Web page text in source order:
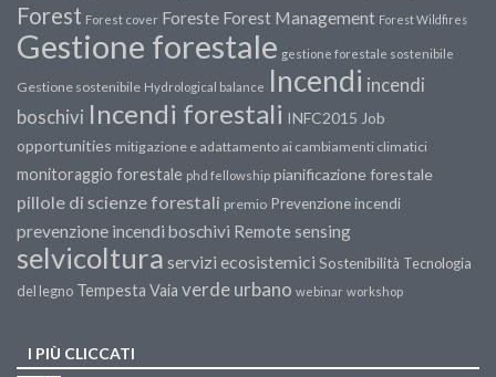
Forest Forest cover Foreste Forest Management Forest Wildfires
Gestione forestale gestione forestale sostenibile
Gestione sostenibile Hydrological balance Incendi incendi
boschivi Incendi forestali INFC2015 Job
opportunities mitigazione e adattamento ai cambiamenti climatici
monitoraggio forestale phd fellowship pianificazione forestale
pillole di scienze forestali premio Prevenzione incendi
prevenzione incendi boschivi Remote sensing
selvicoltura servizi ecosistemici Sostenibilità Tecnologia
del legno Tempesta Vaia verde urbano webinar workshop
I PIÙ CLICCATI